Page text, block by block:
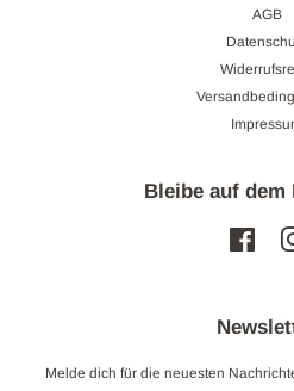
AGB
Bleibe auf dem
Melde dich für die neuesten